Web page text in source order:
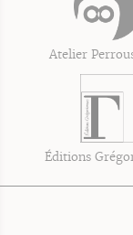
Atelier
Éditions